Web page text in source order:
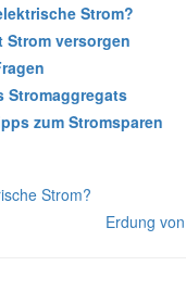
Strom?
Strom versorgen
Stromaggregats
zum Stromsparen
Strom?
Erdung